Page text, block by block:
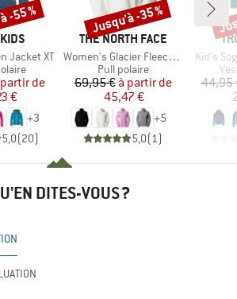
Jacket XT
réduit
de
€
+3
5,0(20)
-55 %
MARQUE
THE NORTH FACE
Article
Women's Glacier Fleece 1/4 Zip Jacket
Product group
Pull polaire
Prix
69,95 € Prix réduit
à partir de
45,47 €
+5
5,0(1)
Remise
Jusqu'à -35 %
Article
Kid's
44,95
DITES-VOUS ?